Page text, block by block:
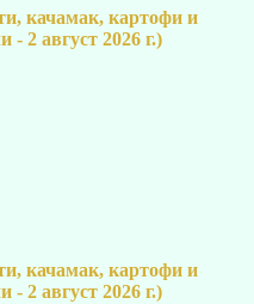
качамак, картофи и
- 2 август 2026 г.)
качамак, картофи и
- 2 август 2026 г.)